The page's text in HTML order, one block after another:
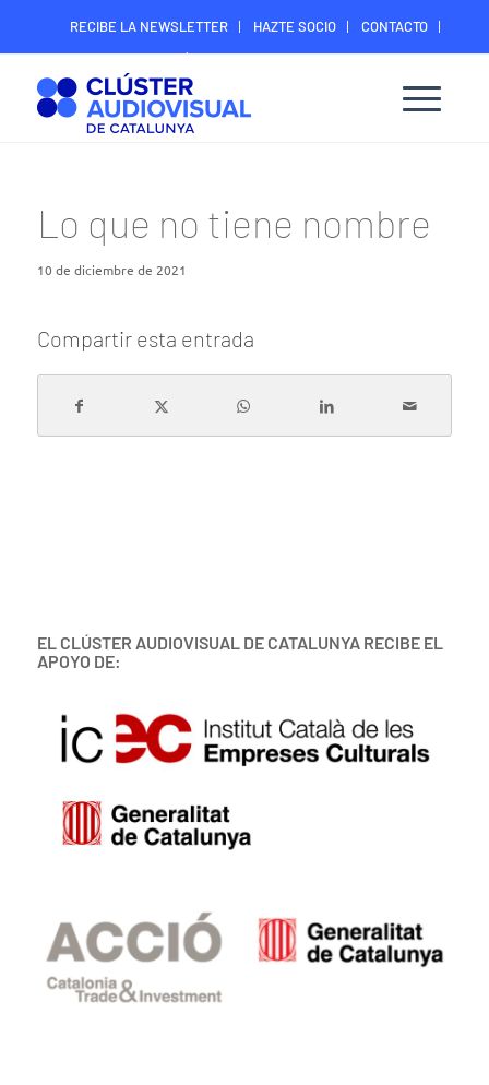
RECIBE LA NEWSLETTER HAZTE SOCIO
CONTACTO
ÁREA DIGITAL SOCIOS
Lo que no tiene nombre
10 de diciembre de 2021
Compartir esta entrada
EL CLÚSTER AUDIOVISUAL DE CATALUNYA RECIBE EL
APOYO DE: